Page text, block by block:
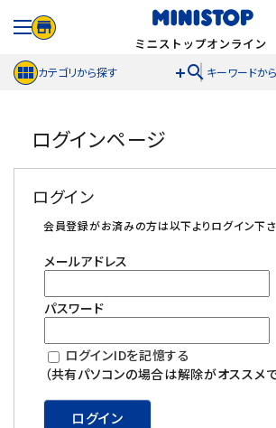
カテゴリから探す search キーワードか
meeting_room ログイン person 新規登録
セール商品
カテゴリから探す
冷凍食品
スイーツ
お菓子
ログインページ
ログイン
会員登録がお済みの方は以下よりログイン下さ
メールアドレス
パスワード
ログインIDを記憶する
（共有パソコンの場合は解除がオススメで
ログイン